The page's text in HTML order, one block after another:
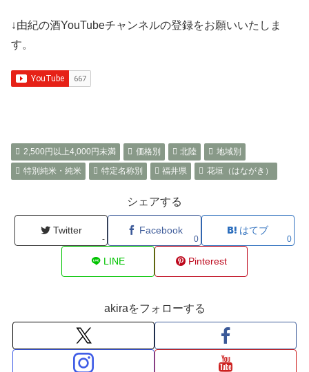
↓由紀の酒YouTubeチャンネルの登録をお願いいたしま
す。
2,500円以上4,000円未満 価格別 北陸
地域別
特別純米・純米
特定名称別 福井県 花垣（はながき）
シェアする
Twitter
-
Facebook
0
はてブ
0
LINE Pinterest
akiraをフォローする